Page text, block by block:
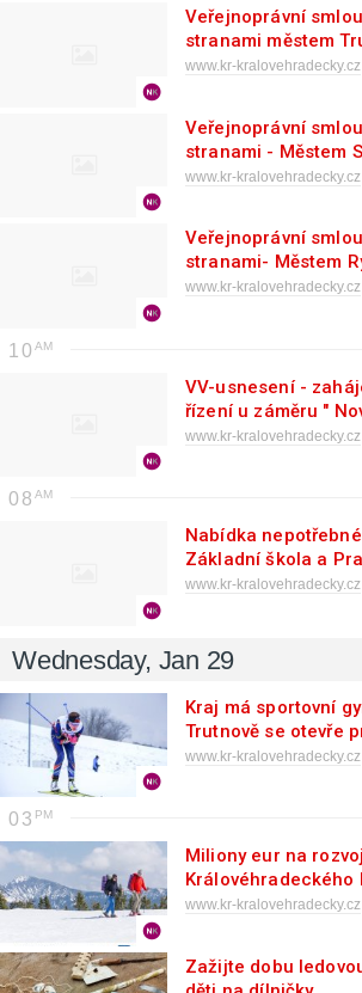
Veřejnoprávní
stranami městem
Maršov u Úpice
www.kr-kralovehradecky.cz
Veřejnoprávní
stranami - Městem
Rychnov nad
www.kr-kralovehradecky.cz
Veřejnoprávní
stranami- Městem
Kněžnou a obcí Bílý
www.kr-kralovehradecky.cz
10
VV-usnesení -
řízení u záměru "
Prkenný Důl"
www.kr-kralovehradecky.cz
08
Nabídka
Základní škola a
Broumov
www.kr-kralovehradecky.cz
Wednesday, Jan 29
Kraj má sportovní
Trutnově se otevře
sportovní přípravou
www.kr-kralovehradecky.cz
03
Miliony eur na rozvoj
Královéhradeckého
Interreg podpoří
www.kr-kralovehradecky.cz
Zažijte dobu